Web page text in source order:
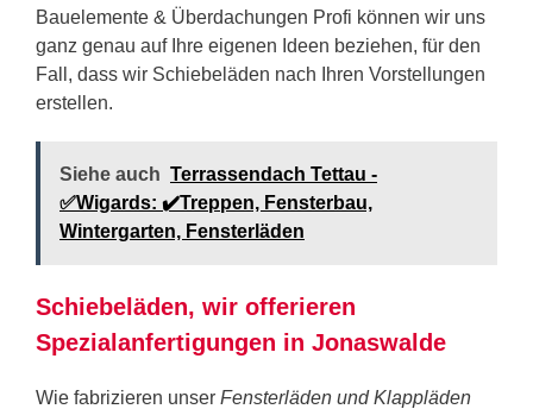
Bauelemente & Überdachungen Profi können wir uns
ganz genau auf Ihre eigenen Ideen beziehen, für den
Fall, dass wir Schiebeläden nach Ihren Vorstellungen
erstellen.
Siehe auch Terrassendach Tettau -
✅Wigards: ✔️Treppen, Fensterbau,
Wintergarten, Fensterläden
Schiebeläden, wir offerieren
Spezialanfertigungen in Jonaswalde
Wie fabrizieren unser Fensterläden und Klappläden